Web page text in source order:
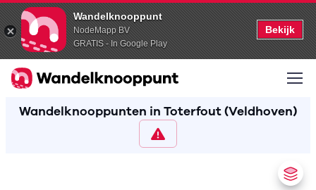
Wandelknooppunt
NodeMapp BV
GRATIS - In Google Play
Bekijk
Wandelknooppunten in Toterfout (Veldhoven)